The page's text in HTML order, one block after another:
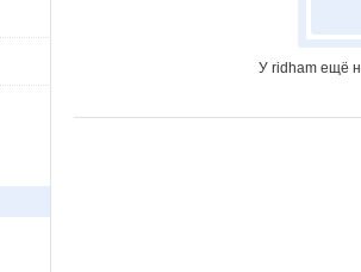
У ridham ещё